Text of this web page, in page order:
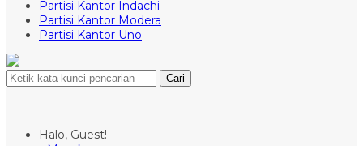
Partisi Kantor Indachi
Partisi Kantor Modera
Partisi Kantor Uno
Cari
Halo, Guest!